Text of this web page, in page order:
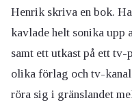
Henrik skriva en bok.
kavlade helt sonika upp
samt ett utkast på ett
olika förlag och tv-
röra sig i gränslandet